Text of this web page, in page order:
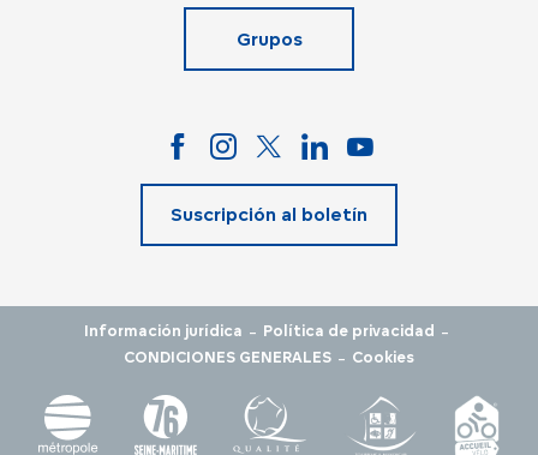
Grupos
Suscripción al boletín
Información jurídica - Política de privacidad -
CONDICIONES GENERALES - Cookies